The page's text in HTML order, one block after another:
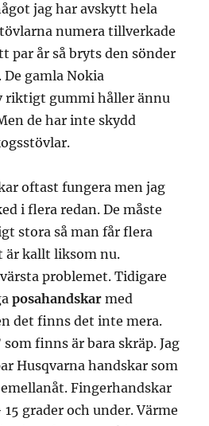
jag har avskytt hela
numera tillverkade
par år så bryts den sönder
De gamla Nokia
riktigt gummi håller ännu
de har inte skydd
oftast fungera men jag
i flera redan. De måste
stora så man får flera
är kallt liksom nu.
problemet. Tidigare
posahandskar med
det finns det inte mera.
finns är bara skräp. Jag
Husqvarna handskar som
Fingerhandskar
grader och under. Värme